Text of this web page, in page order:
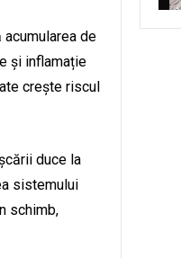
de
și inflamație
crește riscul
duce la
sistemului
schimb,